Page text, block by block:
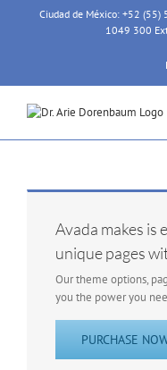
Ciudad de México: +52
1049 300
Avada makes is
unique pages
Our theme options,
you the power you
PURCHASE